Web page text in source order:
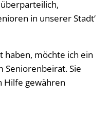
in unserer Stadt‘
haben, möchte ich ein
Seniorenbeirat. Sie
Hilfe gewähren